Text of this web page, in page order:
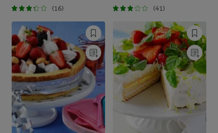
(16) (41)